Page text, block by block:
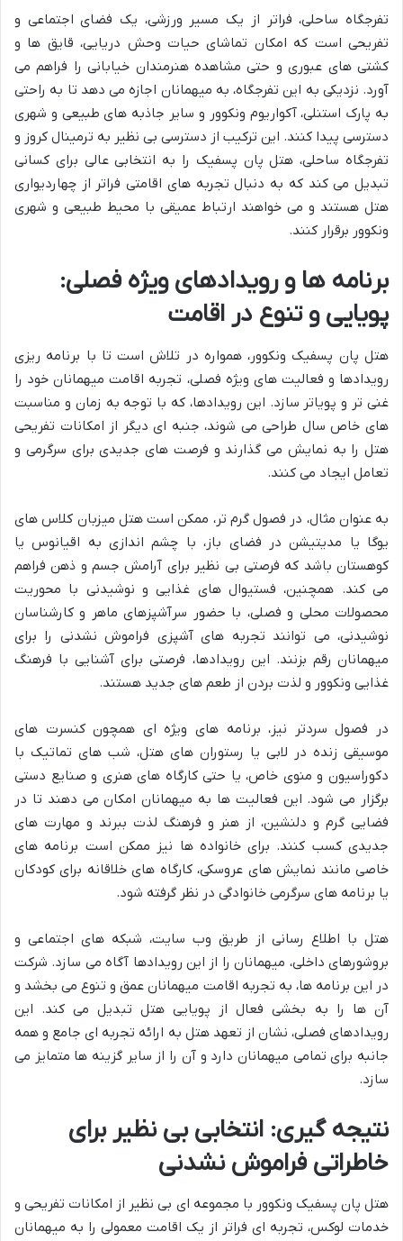
تفرجگاه ساحلی، فراتر از یک مسیر ورزشی، یک فضای اجتماعی و
تفریحی است که امکان تماشای حیات وحش دریایی، قایق ها و
کشتی های عبوری و حتی مشاهده هنرمندان خیابانی را فراهم می
آورد. نزدیکی به این تفرجگاه، به میهمانان اجازه می دهد تا به راحتی
به پارک استنلی، آکواریوم ونکوور و سایر جاذبه های طبیعی و شهری
دسترسی پیدا کنند. این ترکیب از دسترسی بی نظیر به ترمینال کروز و
تفرجگاه ساحلی، هتل پان پسفیک را به انتخابی عالی برای کسانی
تبدیل می کند که به دنبال تجربه های اقامتی فراتر از چهاردیواری
هتل هستند و می خواهند ارتباط عمیقی با محیط طبیعی و شهری
ونکوور برقرار کنند.
برنامه ها و رویدادهای ویژه فصلی:
پویایی و تنوع در اقامت
هتل پان پسفیک ونکوور، همواره در تلاش است تا با برنامه ریزی
رویدادها و فعالیت های ویژه فصلی، تجربه اقامت میهمانان خود را
غنی تر و پویاتر سازد. این رویدادها، که با توجه به زمان و مناسبت
های خاص سال طراحی می شوند، جنبه ای دیگر از امکانات تفریحی
هتل را به نمایش می گذارند و فرصت های جدیدی برای سرگرمی و
تعامل ایجاد می کنند.
به عنوان مثال، در فصول گرم تر، ممکن است هتل میزبان کلاس های
یوگا یا مدیتیشن در فضای باز، با چشم اندازی به اقیانوس یا
کوهستان باشد که فرصتی بی نظیر برای آرامش جسم و ذهن فراهم
می کند. همچنین، فستیوال های غذایی و نوشیدنی با محوریت
محصولات محلی و فصلی، با حضور سرآشپزهای ماهر و کارشناسان
نوشیدنی، می توانند تجربه های آشپزی فراموش نشدنی را برای
میهمانان رقم بزنند. این رویدادها، فرصتی برای آشنایی با فرهنگ
غذایی ونکوور و لذت بردن از طعم های جدید هستند.
در فصول سردتر نیز، برنامه های ویژه ای همچون کنسرت های
موسیقی زنده در لابی یا رستوران های هتل، شب های تماتیک با
دکوراسیون و منوی خاص، یا حتی کارگاه های هنری و صنایع دستی
برگزار می شود. این فعالیت ها به میهمانان امکان می دهند تا در
فضایی گرم و دلنشین، از هنر و فرهنگ لذت ببرند و مهارت های
جدیدی کسب کنند. برای خانواده ها نیز ممکن است برنامه های
خاصی مانند نمایش های عروسکی، کارگاه های خلاقانه برای کودکان
یا برنامه های سرگرمی خانوادگی در نظر گرفته شود.
هتل با اطلاع رسانی از طریق وب سایت، شبکه های اجتماعی و
بروشورهای داخلی، میهمانان را از این رویدادها آگاه می سازد. شرکت
در این برنامه ها، به تجربه اقامت میهمانان عمق و تنوع می بخشد و
آن ها را به بخشی فعال از پویایی هتل تبدیل می کند. این
رویدادهای فصلی، نشان از تعهد هتل به ارائه تجربه ای جامع و همه
جانبه برای تمامی میهمانان دارد و آن را از سایر گزینه ها متمایز می
سازد.
نتیجه گیری: انتخابی بی نظیر برای
خاطراتی فراموش نشدنی
هتل پان پسفیک ونکوور با مجموعه ای بی نظیر از امکانات تفریحی و
خدمات لوکس، تجربه ای فراتر از یک اقامت معمولی را به میهمانان